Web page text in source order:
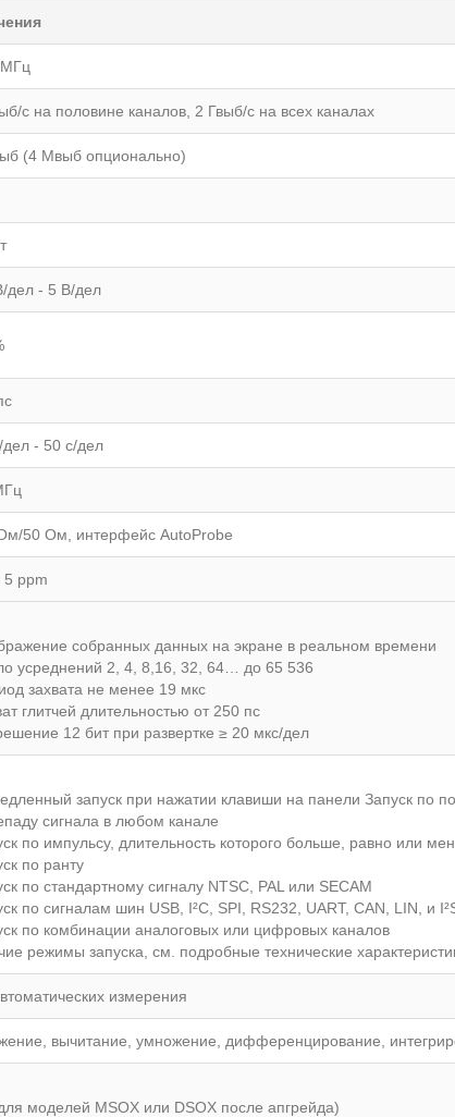
с на половине каналов, 2 Гвыб/с на всех каналах
(4 Мвыб опционально)
дел - 5 В/дел
дел - 50 с/дел
50 Ом, интерфейс AutoProbe
5 ppm
собранных данных на экране в реальном времени
усреднений 2, 4, 8,16, 32, 64… до 65 536
захвата не менее 19 мкс
глитчей длительностью от 250 пс
12 бит при развертке ≥ 20 мкс/дел
запуск при нажатии клавиши на панели Запуск по
сигнала в любом канале
по импульсу, длительность которого больше, равно или
по ранту
по стандартному сигналу NTSC, PAL или SECAM
по сигналам шин USB, I²C, SPI, RS232, UART, CAN, LIN, и
по комбинации аналоговых или цифровых каналов
режимы запуска, см. подробные технические
измерения
вычитание, умножение, дифференцирование,
моделей MSOX или DSOX после апгрейда)